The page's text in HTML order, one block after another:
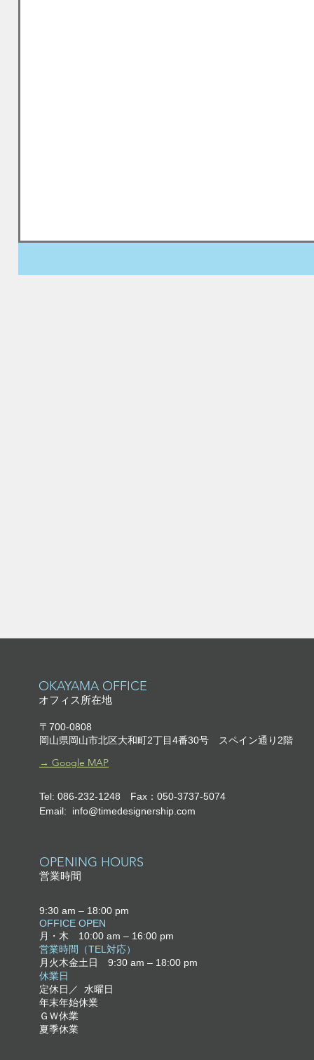
​OKAYAMA OFFICE
オフィス所在地
〒700-0808
岡山県岡山市北区大和町2丁目4番30号
スペイン通り2階
​→ Google MAP
Tel: 086-232-1248 Fax：050-3737-5074
Email: info@timedesignership.com
OPENING HOURS
営業時間
9:30 am – 18:00 pm
OFFICE OPEN
月・木 10:00 am – 16:00 pm
営業時間（TEL対応）
月火木金土日
9:30 am – 18:00 pm
​休業日
定休日／ 水曜日
年末年始休業
ＧＷ休業
夏季休業